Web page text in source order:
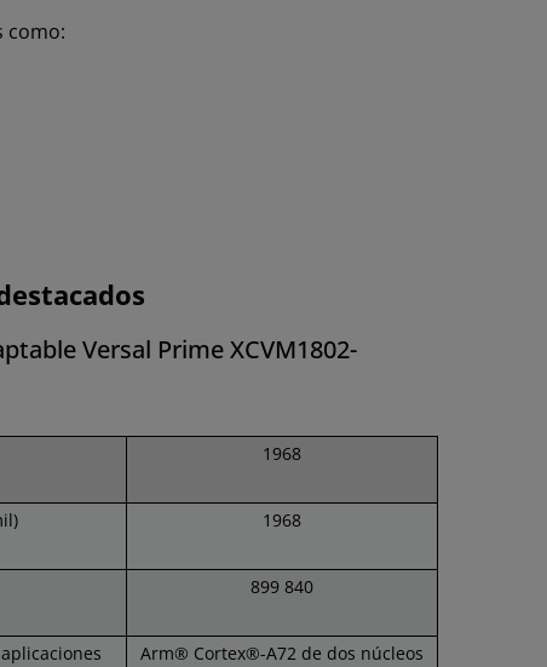
como:
Versal Prime XCVM1802-
1968
1968
899 840
Arm® Cortex®-A72 de dos núcleos